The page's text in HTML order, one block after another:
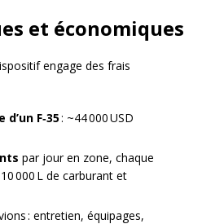
et économiques
engage des frais
F‑35: ~44 000 USD
par jour en zone, chaque
000 L de carburant et
: entretien, équipages,